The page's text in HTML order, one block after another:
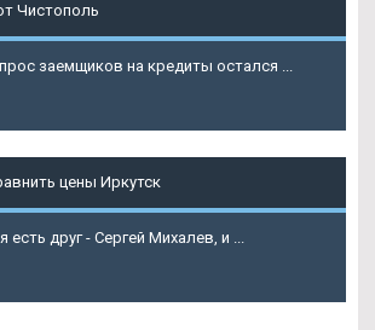
Чистополь
заемщиков на кредиты остался ...
цены Иркутск
есть друг - Сергей Михалев, и ...